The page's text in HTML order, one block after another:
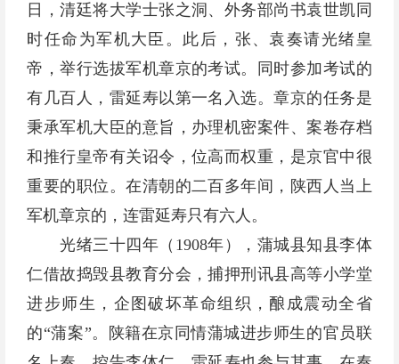
日，清廷将大学士张之洞、外务部尚书袁世凯同
时任命为军机大臣。此后，张、袁奏请光绪皇
帝，举行选拔军机章京的考试。同时参加考试的
有几百人，雷延寿以第一名入选。章京的任务是
秉承军机大臣的意旨，办理机密案件、案卷存档
和推行皇帝有关诏令，位高而权重，是京官中很
重要的职位。在清朝的二百多年间，陕西人当上
军机章京的，连雷延寿只有六人。
光绪三十四年（1908年），蒲城县知县李体
仁借故捣毁县教育分会，捕押刑讯县高等小学堂
进步师生，企图破坏革命组织，酿成震动全省
的“蒲案”。陕籍在京同情蒲城进步师生的官员联